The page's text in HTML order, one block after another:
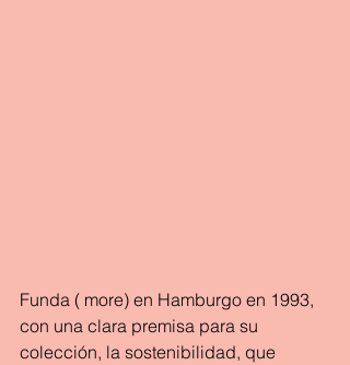
Funda ( more) en Hamburgo en 1993,
con una clara premisa para su
colección, la sostenibilidad, que